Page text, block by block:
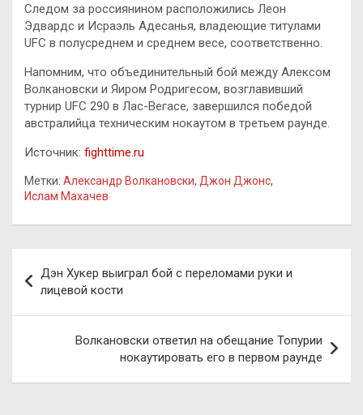
Следом за россиянином расположились Леон
Эдвардс и Исраэль Адесанья, владеющие титулами
UFC в полусреднем и среднем весе, соответственно.
Напомним, что объединительный бой между Алексом
Волкановски и Яиром Родригесом, возглавивший
турнир UFC 290 в Лас-Вегасе, завершился победой
австралийца техническим нокаутом в третьем раунде.
Источник: fighttime.ru
Метки: Александр Волкановски, Джон Джонс,
Ислам Махачев
по
записям
Дэн Хукер выиграл бой с переломами руки и
лицевой кости
Волкановски ответил на обещание Топурии
нокаутировать его в первом раунде